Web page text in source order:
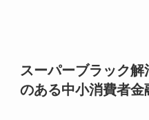
スーパーブラック
のある中小消費者金